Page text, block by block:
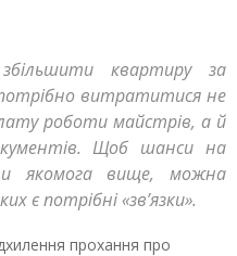
квартиру за
витратитися не
роботи майстрів, а й
Щоб шанси на
якомога вище, можна
є потрібні «зв’язки».
прохання про